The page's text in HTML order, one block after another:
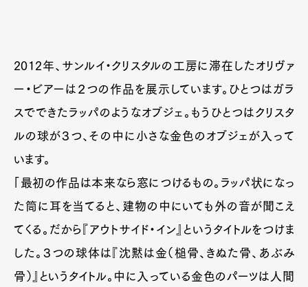
Pen Meet
2012年、サンルイ・クリスタルの工房に滞在したオリヴァ
ー・ビアーは２つの作品を展示しています。ひとつはガラ
スでできたラッパのようなオブジェ。もうひとつはクリスタ
ルの球が３つ、その中に小さな金色のオブジェが入って
います。
「最初の作品は本来なら窓につけるもの。ラッパ状になっ
た筒に耳を当てると、建物の中にいても外の音が聞こえ
てくる。だから『アウトサイド・イン』というタイトルをつけま
した。３つの球体は『沈黙は金（槌骨、きぬた骨、あぶみ
骨）』というタイトル。中に入っている金色のパーツは人間